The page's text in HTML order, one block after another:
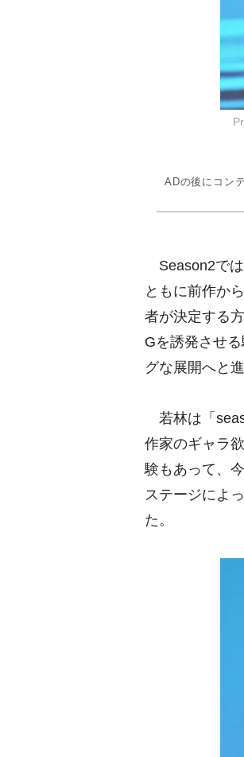
ADの後にコン
Season2では
ともに前作か
者が決定する
Gを誘発させ
グな展開へと
若林は「
作家のギャラ
験もあって、
ステージによ
た。